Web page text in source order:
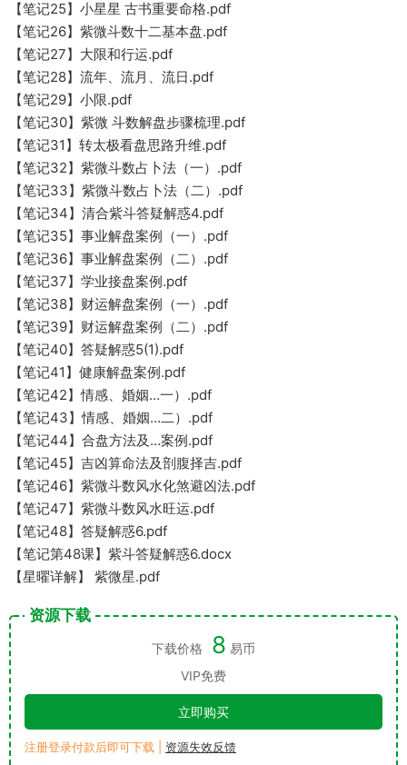
【笔记25】小星星 古书重要命格.pdf
【笔记26】紫微斗数十二基本盘.pdf
【笔记27】大限和行运.pdf
【笔记28】流年、流月、流日.pdf
【笔记29】小限.pdf
【笔记30】紫微 斗数解盘步骤梳理.pdf
【笔记31】转太极看盘思路升维.pdf
【笔记32】紫微斗数占卜法（一）.pdf
【笔记33】紫微斗数占卜法（二）.pdf
【笔记34】清合紫斗答疑解惑4.pdf
【笔记35】事业解盘案例（一）.pdf
【笔记36】事业解盘案例（二）.pdf
【笔记37】学业接盘案例.pdf
【笔记38】财运解盘案例（一）.pdf
【笔记39】财运解盘案例（二）.pdf
【笔记40】答疑解惑5(1).pdf
【笔记41】健康解盘案例.pdf
【笔记42】情感、婚姻…一）.pdf
【笔记43】情感、婚姻…二）.pdf
【笔记44】合盘方法及…案例.pdf
【笔记45】吉凶算命法及剖腹择吉.pdf
【笔记46】紫微斗数风水化煞避凶法.pdf
【笔记47】紫微斗数风水旺运.pdf
【笔记48】答疑解惑6.pdf
【笔记第48课】紫斗答疑解惑6.docx
【星曜详解】 紫微星.pdf
资源下载
下载价格 8 易币
VIP免费
立即购买
注册登录付款后即可下载 | 资源失效反馈